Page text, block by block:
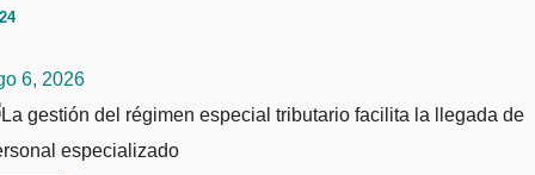
6, 2026